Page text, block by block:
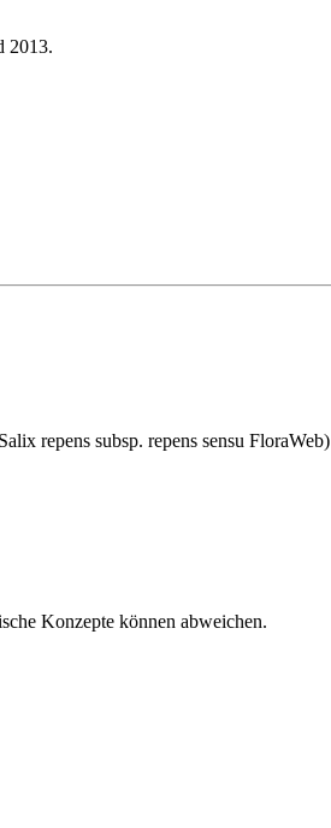
2013.
Salix repens subsp. repens sensu FloraWeb)
Konzepte können abweichen.